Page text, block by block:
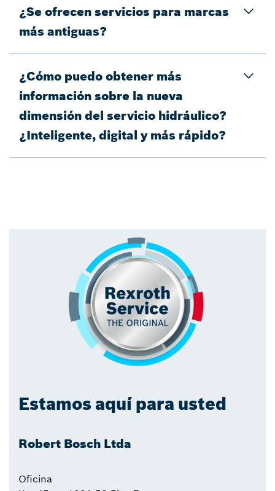
¿Se ofrecen servicios para marcas
más antiguas?
¿Cómo puedo obtener más
información sobre la nueva
dimensión del servicio hidráulico?
¿Inteligente, digital y más rápido?
Estamos aquí para usted
Robert Bosch Ltda
Oficina